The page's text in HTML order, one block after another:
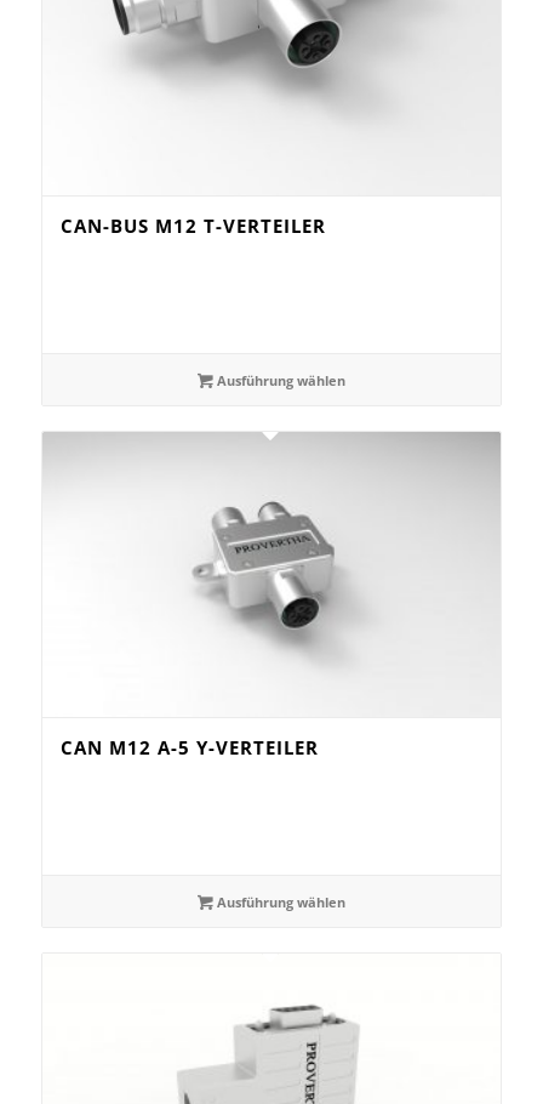
CAN-BUS M12 T-VERTEILER
Ausführung wählen
CAN M12 A-5 Y-VERTEILER
Ausführung wählen